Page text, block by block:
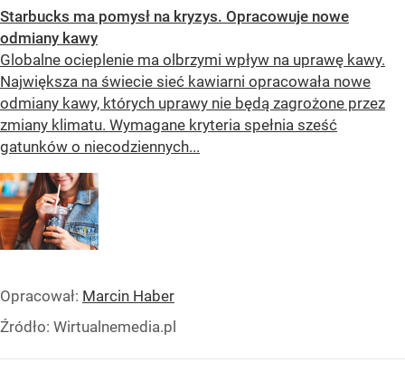
Starbucks ma pomysł na kryzys. Opracowuje nowe
odmiany kawy
Globalne ocieplenie ma olbrzymi wpływ na uprawę kawy.
Największa na świecie sieć kawiarni opracowała nowe
odmiany kawy, których uprawy nie będą zagrożone przez
zmiany klimatu. Wymagane kryteria spełnia sześć
gatunków o niecodziennych...
Opracował: Marcin Haber
Źródło: Wirtualnemedia.pl